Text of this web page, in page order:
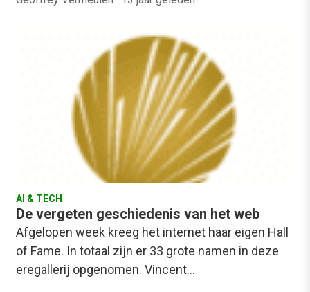
AI & TECH
De vergeten geschiedenis van het web
Afgelopen week kreeg het internet haar eigen Hall
of Fame. In totaal zijn er 33 grote namen in deze
eregallerij opgenomen. Vincent…